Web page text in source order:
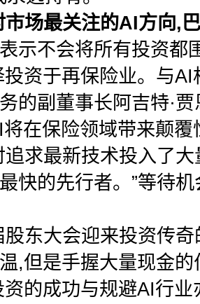
市场最关注的AI方向,
示不会将所有投资都
资于再保险业。与
的副董事长阿吉特·
在保险领域带来颠
追求最新技术投入了
快的先行者。”等待
股东大会迎来投资传
,但是手握大量现金
的成功与规避AI行